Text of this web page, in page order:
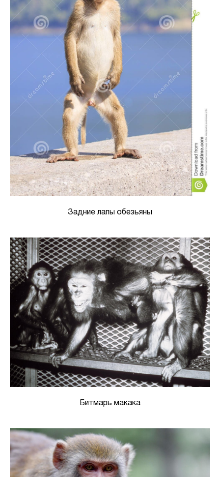
Задние лапы обезьяны
Битмарь макака